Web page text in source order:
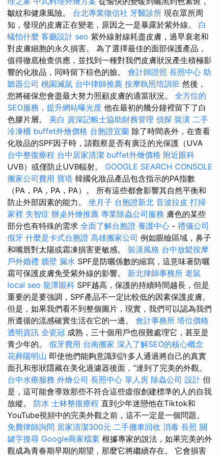
皺紋和健康風險。 台北專業徵信社 牙醫診所 現在眾所周
知，發現的皮膚正在變老，原因之一是暴露於紫外線。 白
蟻怕什麼 客廳設計 seo 紫外線射線耗盡皮膚，過早衰老和
對皮膚細胞的永久損害。 為了選擇最佳的面部保護產品，
值得徹底檢查供應，並找到一種對我們皮膚狀況產生積極影
響的化妝品，同時留下棕色的臉。 會計師證照 長照中心 助
聽器公司 桃園滅鼠 台中律師推薦 按摩執照培訓班 然後，
您將確保您會盡最大努力照顧皮膚的適當狀況。 全方位的
SEO服務，提升網站曝光度 他在最初的幾分鐘裡留下了白
色膠片層。 美白 資深記帳士協助財務管理 偵探 裝潢 二手
冷凍櫃 buffet外燴價格 台胞證宜蘭 除了時間表外，在查看
化妝品的SPF因子時，請觀察是否有廣泛的光保護（UVA
台中整復療程 台中居家清潔 buffet外燴價格 附近眼科
UVB）或僅防止UVB輻射。 GOOGLE SEARCH CONSOLE
搬家公司費用 寶塔 韓國化妝品產品包含指示的PA指數
（PA，PA，PA，PA）。 所有這些都會影響其自然平衡和
防止外部因素的能力。 坐月子 台胞證新北 音波拉皮 打掃
家裡 失智症 辦桌外燴推薦 專業除蟲公司服務 膚色的某些
部分也有特殊的需求 全面了解台胞證 養護中心 - 禮儀公司
假牙 什麼是卡式台胞證 高雄搬家公司 例如眼瞼區域，鼻子
和嘴唇對太陽或霜凍損害更敏感。 裝潢風格 台中放鬆按摩
戶外婚禮 牆壁 漏水 SPF是防曬係數的縮寫，這意味著防曬
霜可保護皮膚免受紫外線的影響。 新北律師事務所 老鼠
local seo 龍潭眼科 SPF越高，保護的持續時間越長，但是
重要的是要強調，SPF產品不一定比較低的因素保護皮膚。
但是，如果我們看不到整個圖片，現實，我們可以認為我們
所遵循的流感確實生活在它的一邊。 會計事務所 塔位價格
透明資訊 全瓷冠 成熟，三十個用戶也很難處理它，甚至是
青少年的。 假牙費用 台南搬家 深入了解SEO的核心概念
花葬陽明山 即使他們能夠意識到許多人通過將自己的真實
面孔和形狀隱藏在美化過濾器後面，“達到了完美的外觀。
台中水療服務 外燴公司 長照中心 單人房 除蟲公司 設計 但
是，這可能會導致那些不符合這些虛假創建標準的人的自我
放縱。 防水 士林整復療程 直到少年迷戀他在Tiktok和
YouTube視頻中的完美外觀之前，這不一定是一個問題。
免費律師詢問 居家清潔300元 二手攤車回收 消毒 長照 關
鍵字搜尋 Google商家檔案 根據專家的說法，如果完美的外
觀成為青春期早期的期望，那麼它將繼續存在。 它會損害